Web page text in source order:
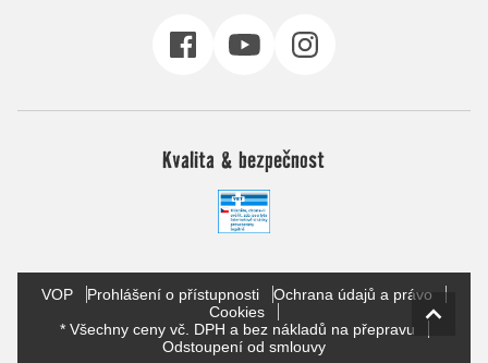
Kvalita & bezpečnost
VOP Prohlášení o přístupnosti
Ochrana údajů a právo
Cookies
* Všechny ceny vč. DPH a bez nákladů na přepravu
Odstoupení od smlouvy